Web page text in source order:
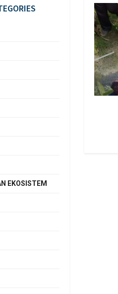
EKOSISTEM